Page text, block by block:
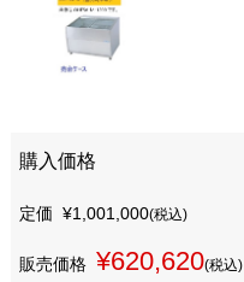
購入価格
定価 ¥1,001,000(税込)
販売価格 ¥620,620(税込)